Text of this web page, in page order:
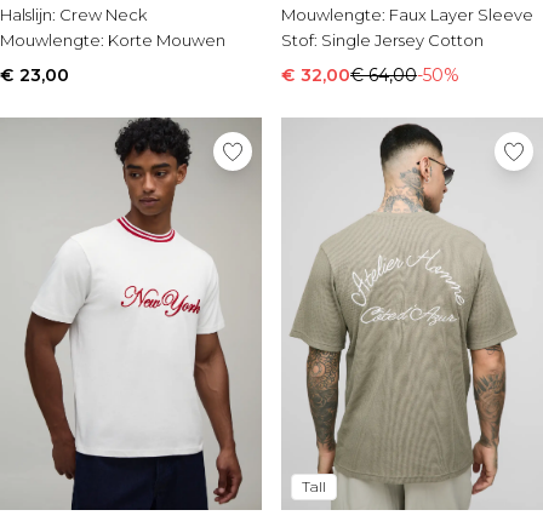
Halslijn: Crew Neck
Mouwlengte: Korte Mouwen
€ 23,00
Mouwlengte: Faux Layer Sleeve
Stof: Single Jersey Cotton
€ 32,00€ 64,00-50%
Tall